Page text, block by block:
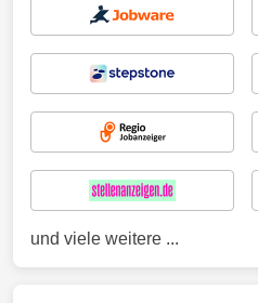
und viele weitere ...